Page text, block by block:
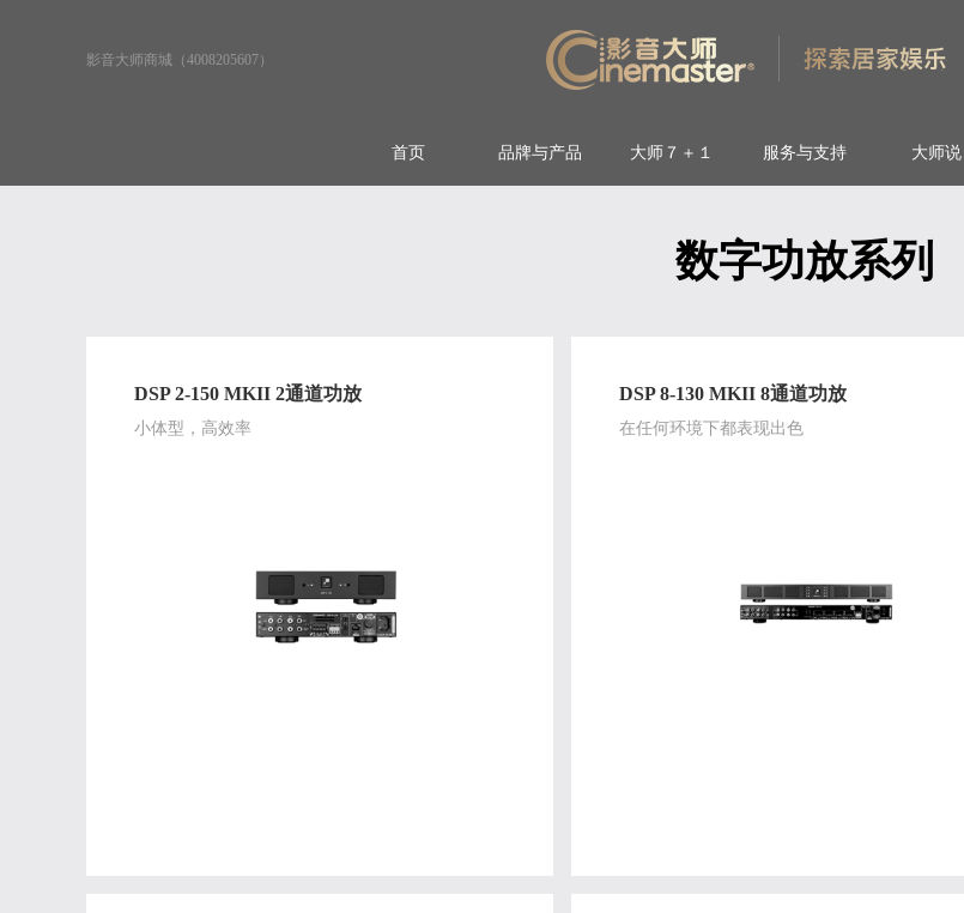
影音大师商城（4008205607）
首页 品牌与产品 大师７＋１ 服务与支持 大师说
数字功放系列
DSP 2-150 MKII 2通道功放
小体型，高效率
DSP 8-130 MKII 8通道功放
在任何环境下都表现出色